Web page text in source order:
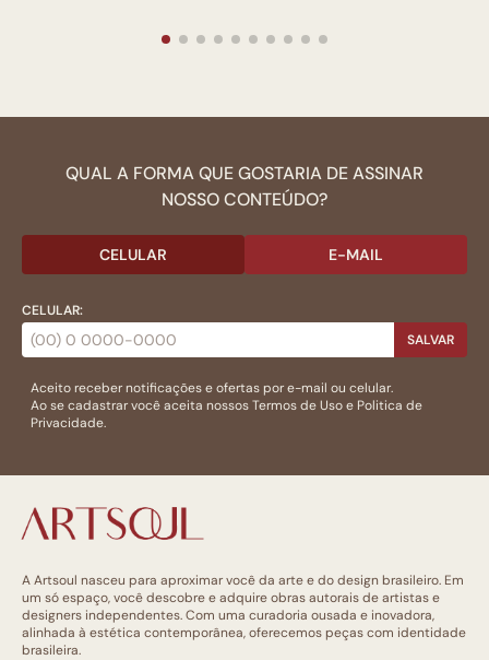
QUAL A FORMA QUE GOSTARIA DE ASSINAR
NOSSO CONTEÚDO?
CELULAR E-MAIL
CELULAR:
SALVAR
Aceito receber notificações e ofertas por e-mail ou celular.
Ao se cadastrar você aceita nossosTermos de Usoe Politica de
Privacidade.
A Artsoul nasceu para aproximar você da arte e do design brasileiro. Em
um só espaço, você descobre e adquire obras autorais de artistas e
designers independentes. Com uma curadoria ousada e inovadora,
alinhada à estética contemporânea, oferecemos peças com identidade
brasileira.